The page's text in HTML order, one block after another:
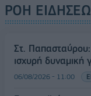
ΡΟΗ
Στ.
ισχυρή δυναμική
06/08/2026 - 11:00